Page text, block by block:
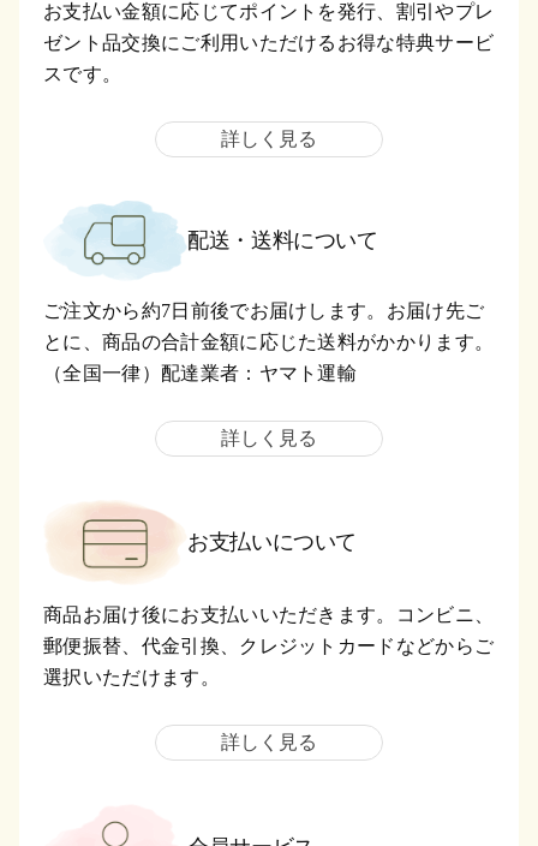
お支払い金額に応じてポイントを発行、割引やプレ
ゼント品交換にご利用いただけるお得な特典サービ
スです。
詳しく見る
配送・送料について
ご注文から約7日前後でお届けします。お届け先ご
とに、商品の合計金額に応じた送料がかかります。
（全国一律）配達業者：ヤマト運輸
詳しく見る
お支払いについて
商品お届け後にお支払いいただきます。コンビニ、
郵便振替、代金引換、クレジットカードなどからご
選択いただけます。
詳しく見る